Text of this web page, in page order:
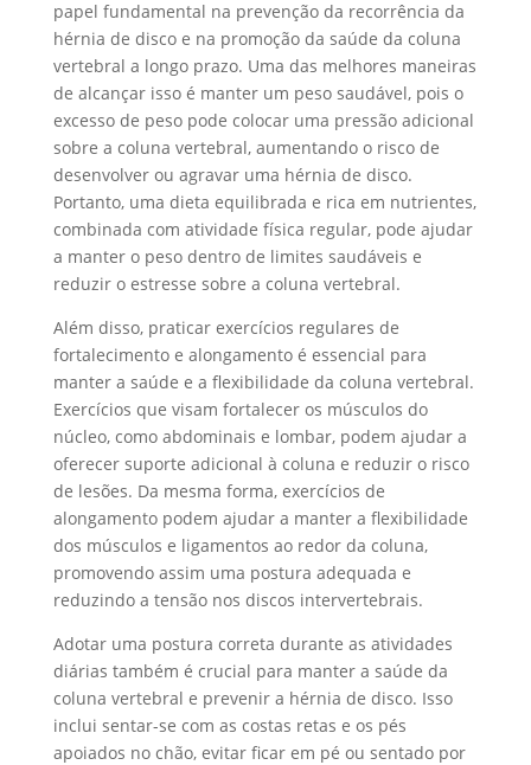
papel fundamental na prevenção da recorrência da
hérnia de disco e na promoção da saúde da coluna
vertebral a longo prazo. Uma das melhores maneiras
de alcançar isso é manter um peso saudável, pois o
excesso de peso pode colocar uma pressão adicional
sobre a coluna vertebral, aumentando o risco de
desenvolver ou agravar uma hérnia de disco.
Portanto, uma dieta equilibrada e rica em nutrientes,
combinada com atividade física regular, pode ajudar
a manter o peso dentro de limites saudáveis e
reduzir o estresse sobre a coluna vertebral.
Além disso, praticar exercícios regulares de
fortalecimento e alongamento é essencial para
manter a saúde e a flexibilidade da coluna vertebral.
Exercícios que visam fortalecer os músculos do
núcleo, como abdominais e lombar, podem ajudar a
oferecer suporte adicional à coluna e reduzir o risco
de lesões. Da mesma forma, exercícios de
alongamento podem ajudar a manter a flexibilidade
dos músculos e ligamentos ao redor da coluna,
promovendo assim uma postura adequada e
reduzindo a tensão nos discos intervertebrais.
Adotar uma postura correta durante as atividades
diárias também é crucial para manter a saúde da
coluna vertebral e prevenir a hérnia de disco. Isso
inclui sentar-se com as costas retas e os pés
apoiados no chão, evitar ficar em pé ou sentado por